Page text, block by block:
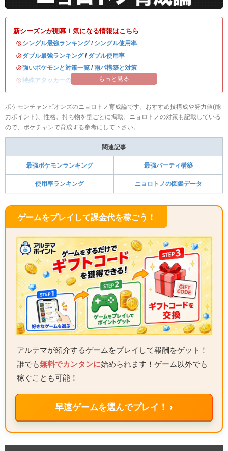
新シーズンが開幕！気になる情報はこちら
・ シングル最強ランキング/ シングル使用率
・ ダブル最強ランキング/ ダブル使用率
・強いポケモンと対策一覧 / 雨パ構築と対策
・特殊アタッカーのおすすめランキング
もっと見る
ポケモンチャンピオンズのニョロトノ育成論です。おすすめ技構成や努力値(能
力ポイント)、性格、持ち物を型ごとに掲載。ニョロトノの対策も記載している
ので、ポケチャンで育成する参考にして下さい。
関連記事
最強ポケモンランキング 最強パーティ構築
使用率ランキング ニョロトノの図鑑データ
ゲームをプレイして課金代を稼ごう！
アルテマが紹介するゲームをプレイして報酬をゲット！
誰でも無料でカンタンに始められます！ゲーム以外でも
稼ぐことも可能！
早速ゲームを選んでプレイ！ ›